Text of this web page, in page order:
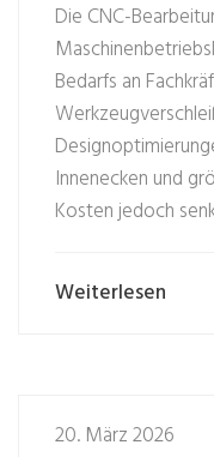
Die CNC-
Bedarfs an
Innenecken und
Kosten jedoch
Weiterlesen
20. März 2026